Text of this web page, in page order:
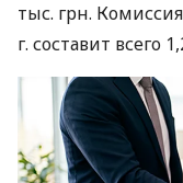
тыс. грн.
г. составит всего